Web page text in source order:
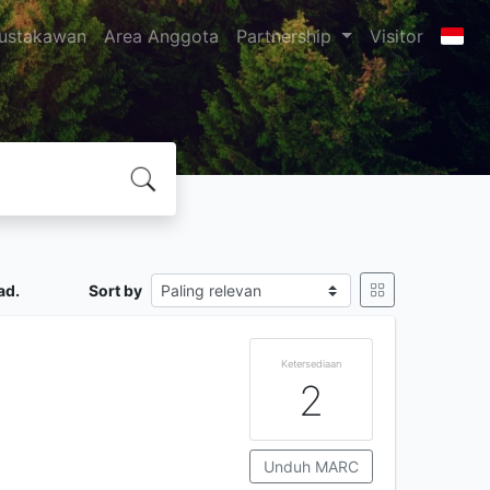
Area Anggota Partnership Visitor
Sort by
Ketersediaan
2
Unduh MARC